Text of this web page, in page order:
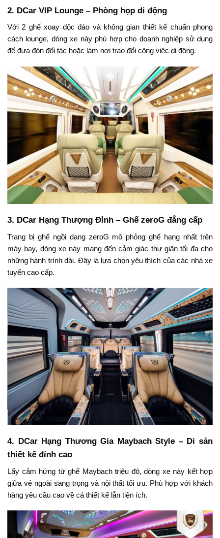
2. DCar VIP Lounge – Phòng họp di động
Với 2 ghế xoay độc đáo và không gian thiết kế chuẩn phong
cách lounge, dòng xe này phù hợp cho doanh nghiệp sử dụng
để đưa đón đối tác hoặc làm nơi trao đổi công việc di động.
3. DCar Hạng Thượng Đỉnh – Ghế zeroG đẳng cấp
Trang bị ghế ngồi dạng zeroG mô phỏng ghế hạng nhất trên
máy bay, dòng xe này mang đến cảm giác thư giãn tối đa cho
những hành trình dài. Đây là lựa chọn yêu thích của các nhà xe
tuyến cao cấp.
4.
DCar Hạng Thương Gia Maybach Style – Di sản
thiết kế đỉnh cao
Lấy cảm hứng từ ghế Maybach triệu đô, dòng xe này kết hợp
giữa vẻ ngoài sang trọng và nội thất tối ưu. Phù hợp với khách
hàng yêu cầu cao về cả thiết kế lẫn tiện ích.